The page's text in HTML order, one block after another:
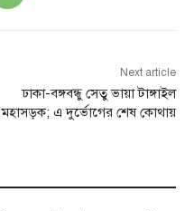
Next article
ঢাকা-বঙ্গবন্ধু সেতু ভায়া টাঙ্গাইল
মহাসড়ক; এ দুর্ভোগের শেষ কোথায়